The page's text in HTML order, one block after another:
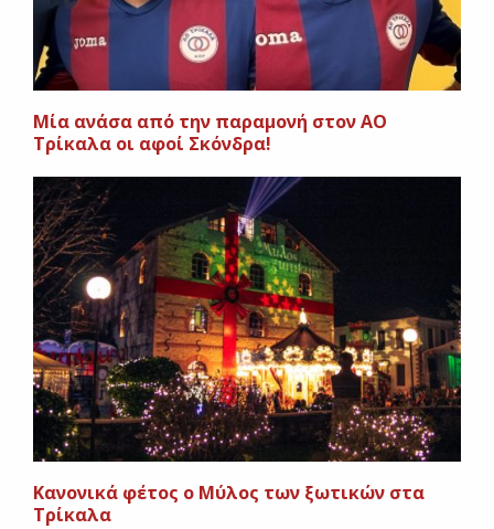
Mία ανάσα από την παραμονή στον ΑΟ
Τρίκαλα οι αφοί Σκόνδρα!
Κανονικά φέτος ο Μύλος των ξωτικών στα
Τρίκαλα